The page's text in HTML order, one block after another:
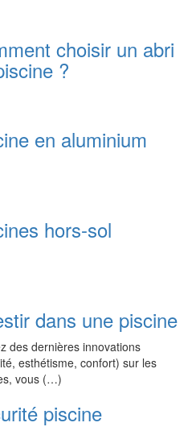
choisir un abri
?
en aluminium
hors-sol
dans une piscine
des dernières innovations
esthétisme, confort) sur les
vous (…)
piscine